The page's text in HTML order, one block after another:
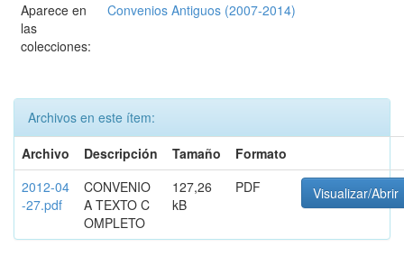
Aparece en
las
colecciones:
Convenios Antiguos (2007-2014)
Archivos en este ítem:
Archivo
Descripción Tamaño
Formato
2012-04
-27.pdf
CONVENIO
A TEXTO C
OMPLETO
127,26
kB
PDF Visualizar/Abrir